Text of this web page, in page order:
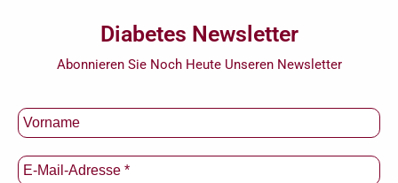
Diabetes Newsletter
Abonnieren Sie Noch Heute Unseren Newsletter